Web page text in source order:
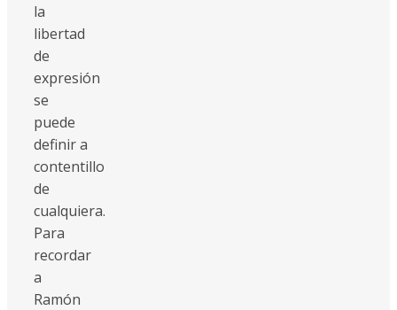
la
libertad
de
expresión
se
puede
definir a
contentillo
de
cualquiera.
Para
recordar
a
Ramón